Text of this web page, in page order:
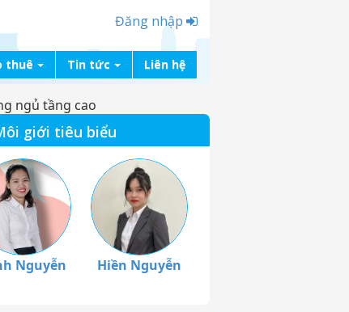
Đăng nhập
thuê Tin tức Liên hệ
ngủ tầng cao
giới tiêu biểu
Nguyễn Hiền Nguyễn